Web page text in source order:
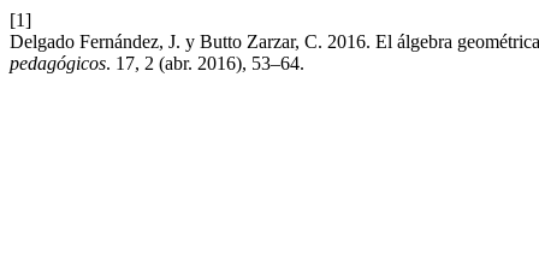
[1]
Delgado Fernández, J. y Butto Zarzar, C. 2016. El álgebra
pedagógicos. 17, 2 (abr. 2016), 53–64.